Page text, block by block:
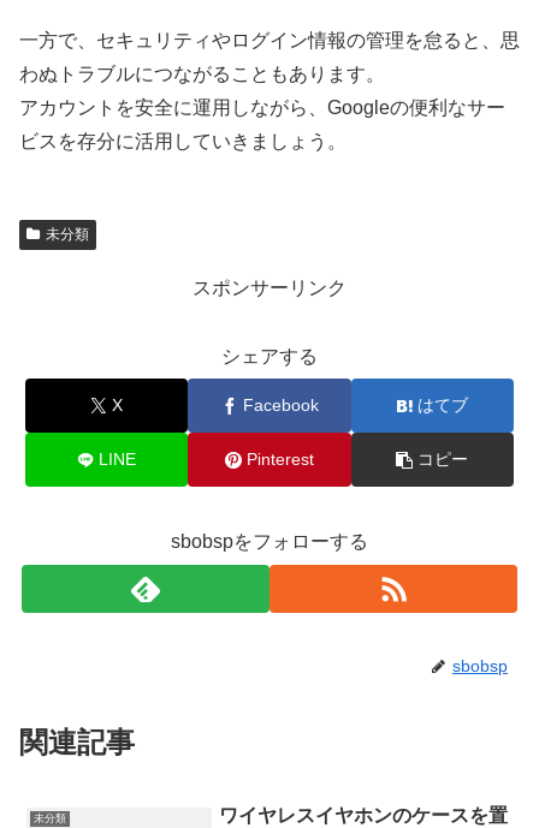
一方で、セキュリティやログイン情報の管理を怠ると、思
わぬトラブルにつながることもあります。
アカウントを安全に運用しながら、Googleの便利なサー
ビスを存分に活用していきましょう。
未分類
スポンサーリンク
シェアする
X Facebook はてブ
LINE Pinterest コピー
sbobspをフォローする
sbobsp
関連記事
未分類
ワイヤレスイヤホンのケースを置